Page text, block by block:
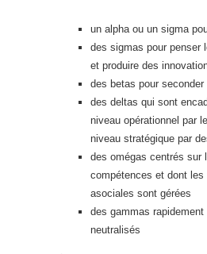
un alpha ou un sigma
des sigmas pour penser
et produire des
des betas pour seconder
des deltas qui sont
niveau opérationnel par
niveau stratégique par
des omégas centrés sur
compétences et dont les
asociales sont gérées
des gammas
neutralisés